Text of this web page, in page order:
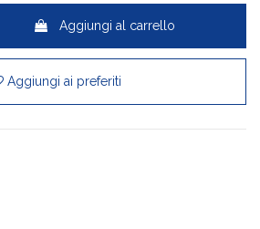
Aggiungi al carrello
Aggiungi ai preferiti